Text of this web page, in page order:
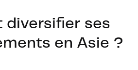
diversifier ses
en Asie ?